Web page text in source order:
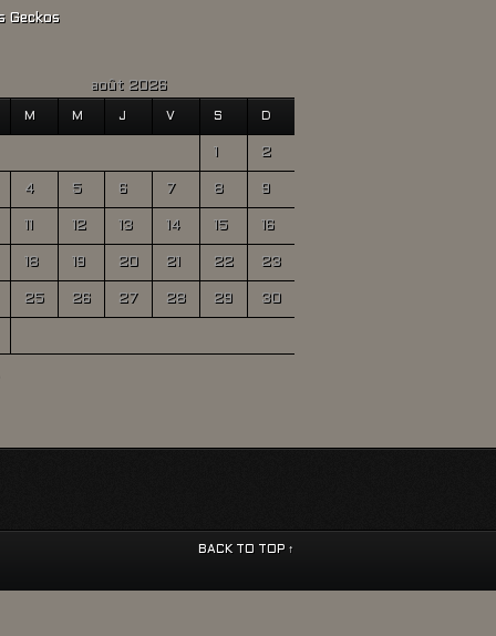
Geckos
août 2026
M M J V S D
1 2
4 5 6 7 8 9
11 12 13 14 15 16
18 19 20 21 22 23
25 26 27 28 29 30
BACK TO TOP ↑